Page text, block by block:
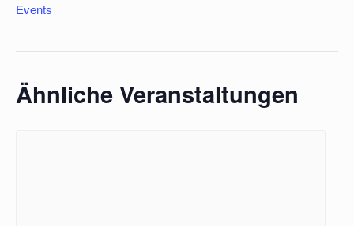
Events
Ähnliche Veranstaltungen